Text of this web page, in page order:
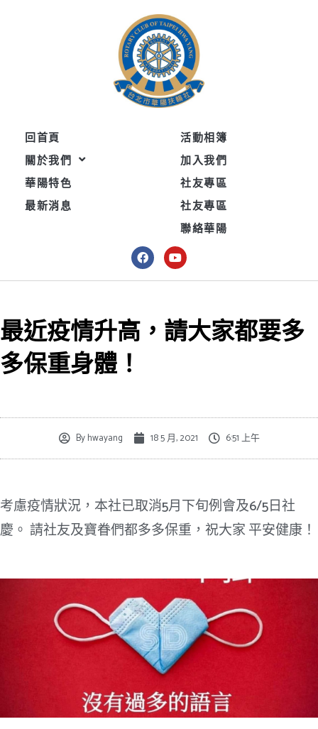
回首頁
關於我們
華陽特色
最新消息
活動相簿
加入我們
社友專區
社友專區
聯絡華陽
F
a
c
e
Y
o
u
t
e
最近疫情升高，請大家都要多
多保重身體！
Byhwayang 18 5 月, 2021 6:51 上午
考慮疫情狀況，本社已取消5月下旬例會及6/5日社
慶。 請社友及寶眷們都多多保重，祝大家 平安健康！